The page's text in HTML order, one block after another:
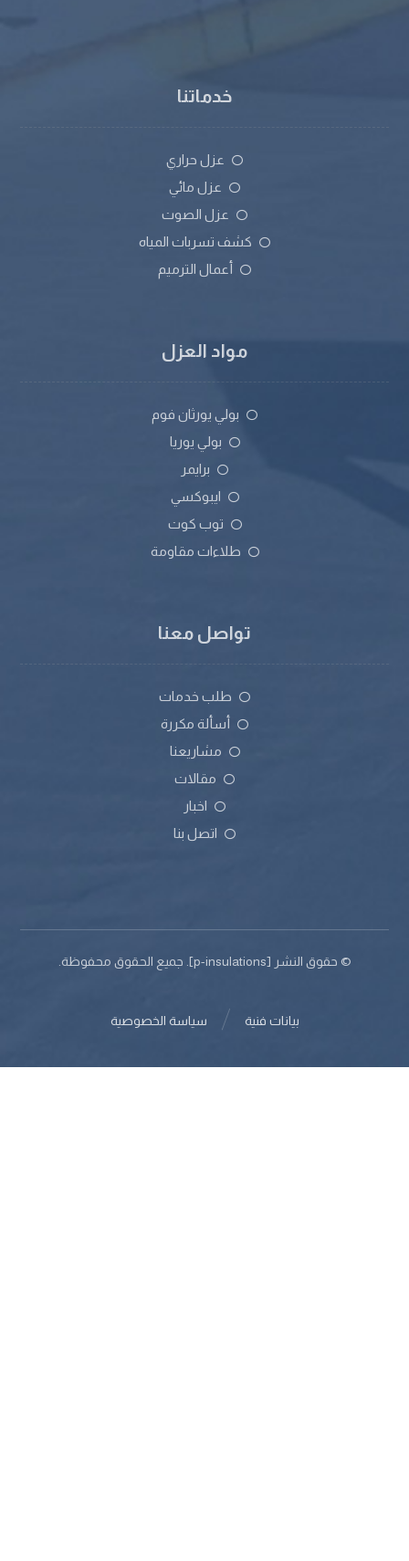
خدماتنا
عزل حراري
عزل مائي
عزل الصوت
كشف تسربات المياه
أعمال الترميم
مواد العزل
بولي يورثان فوم
بولي يوريا
برايمر
ايبوكسي
توب كوت
طلاءات مقاومة
تواصل معنا
طلب خدمات
أسألة مكررة
مشاريعنا
مقالات
اخبار
اتصل بنا
© حقوق النشر [p-insulations]. جميع الحقوق محفوظة.
سياسة الخصوصية بيانات فنية